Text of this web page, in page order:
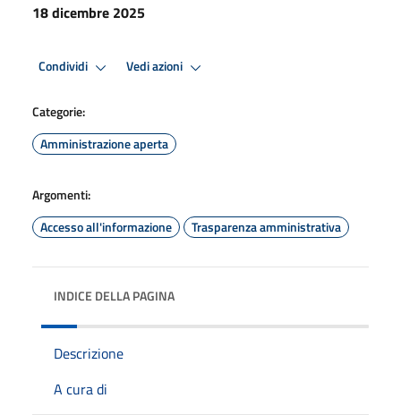
18 dicembre 2025
Condividi Vedi azioni
Categorie:
Amministrazione aperta
Argomenti:
Accesso all'informazione
Trasparenza amministrativa
INDICE DELLA PAGINA
Descrizione
A cura di